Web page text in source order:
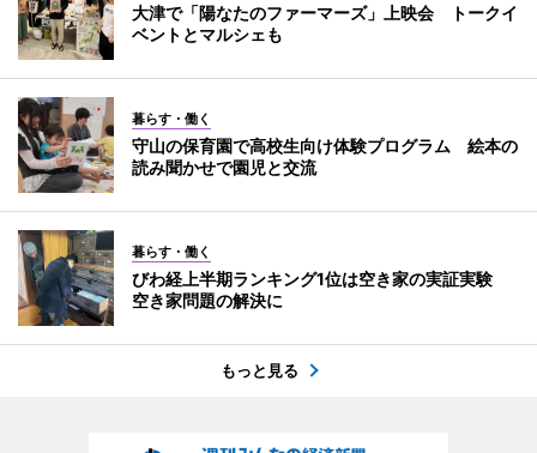
大津で「陽なたのファーマーズ」上映会 トークイ
ベントとマルシェも
暮らす・働く
守山の保育園で高校生向け体験プログラム 絵本の
読み聞かせで園児と交流
暮らす・働く
びわ経上半期ランキング1位は空き家の実証実験
空き家問題の解決に
もっと見る